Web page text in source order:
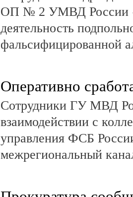
ОП № 2 УМВД России
деятельность
фальсифицированной
Оперативно
Сотрудники ГУ МВД
взаимодействии с
управления ФСБ
межрегиональный